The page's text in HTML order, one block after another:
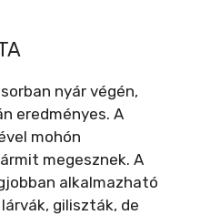
nyár végén,
eredményes. A
mohón
megesznek. A
alkalmazható
giliszták, de